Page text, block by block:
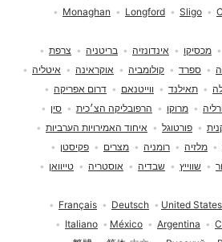
United States
Deutsch
Français
Argentina
México
Italiano
מכסיקו אינדונזיה בריטניה
צרפת
ספרד קולומביה אוקראינה
איטליה
תאילנד ווייטנאם
דרום אפריקה
מרוקו הרפובליקה הצ׳כית
סין
פורטוגל
איחוד האמירויות הערביות
מלזיה רומניה מצרים
פקיסטן
שווייץ שבדיה אוסטריה
טייוואן
Sligo
Longford
Monaghan